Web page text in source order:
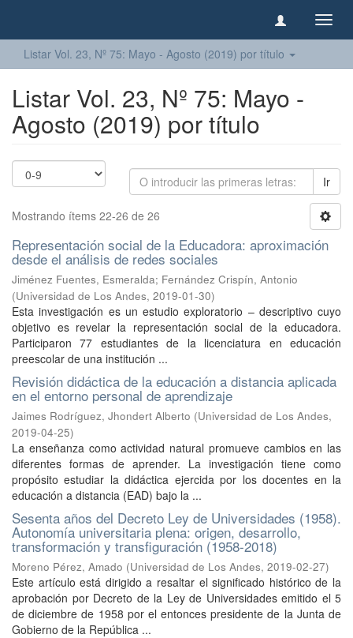
Listar Vol. 23, Nº 75: Mayo - Agosto (2019) por título
Listar Vol. 23, Nº 75: Mayo -
Agosto (2019) por título
Ir
Mostrando ítems 22-26 de 26
Representación social de la Educadora: aproximación
desde el análisis de redes sociales
Jiménez Fuentes, Esmeralda; Fernández Crispín, Antonio
(Universidad de Los Andes, 2019-01-30)
Esta investigación es un estudio exploratorio – descriptivo cuyo
objetivo es revelar la representación social de la educadora.
Participaron 77 estudiantes de la licenciatura en educación
preescolar de una institución ...
Revisión didáctica de la educación a distancia aplicada
en el entorno personal de aprendizaje
Jaimes Rodríguez, Jhondert Alberto (Universidad de Los Andes,
2019-04-25)
La enseñanza como actividad natural promueve cambios en las
diferentes formas de aprender. La investigación tiene como
propósito estudiar la didáctica ejercida por los docentes en la
educación a distancia (EAD) bajo la ...
Sesenta años del Decreto Ley de Universidades (1958).
Autonomía universitaria plena: origen, desarrollo,
transformación y transfiguración (1958-2018)
Moreno Pérez, Amado (Universidad de Los Andes, 2019-02-27)
Este artículo está dirigido a resaltar el significado histórico de la
aprobación por Decreto de la Ley de Universidades emitido el 5
de diciembre de 1958 por el entonces presidente de la Junta de
Gobierno de la República ...